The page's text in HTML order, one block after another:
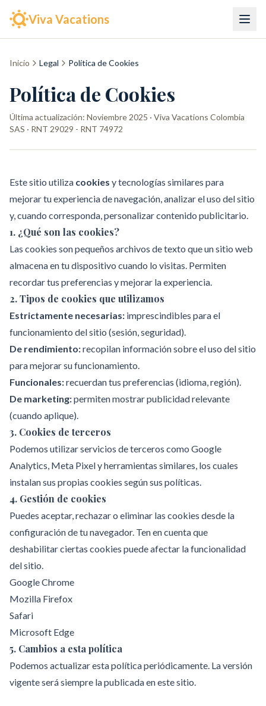
Viva Vacations
Inicio Legal Política de Cookies
Política de Cookies
Última actualización: Noviembre 2025 · Viva Vacations Colombia
SAS · RNT 29029 - RNT 74972
Este sitio utiliza cookies y tecnologías similares para
mejorar tu experiencia de navegación, analizar el uso del sitio
y, cuando corresponda, personalizar contenido publicitario.
1. ¿Qué son las cookies?
Las cookies son pequeños archivos de texto que un sitio web
almacena en tu dispositivo cuando lo visitas. Permiten
recordar tus preferencias y mejorar la experiencia.
2. Tipos de cookies que utilizamos
Estrictamente necesarias: imprescindibles para el
funcionamiento del sitio (sesión, seguridad).
De rendimiento:recopilan información sobre el uso del sitio
para mejorar su funcionamiento.
Funcionales:recuerdan tus preferencias (idioma, región).
De marketing:permiten mostrar publicidad relevante
(cuando aplique).
3. Cookies de terceros
Podemos utilizar servicios de terceros como Google
Analytics, Meta Pixel y herramientas similares, los cuales
instalan sus propias cookies según sus políticas.
4. Gestión de cookies
Puedes aceptar, rechazar o eliminar las cookies desde la
configuración de tu navegador. Ten en cuenta que
deshabilitar ciertas cookies puede afectar la funcionalidad
del sitio.
Google Chrome
Mozilla Firefox
Safari
Microsoft Edge
5. Cambios a esta política
Podemos actualizar esta política periódicamente. La versión
vigente será siempre la publicada en este sitio.